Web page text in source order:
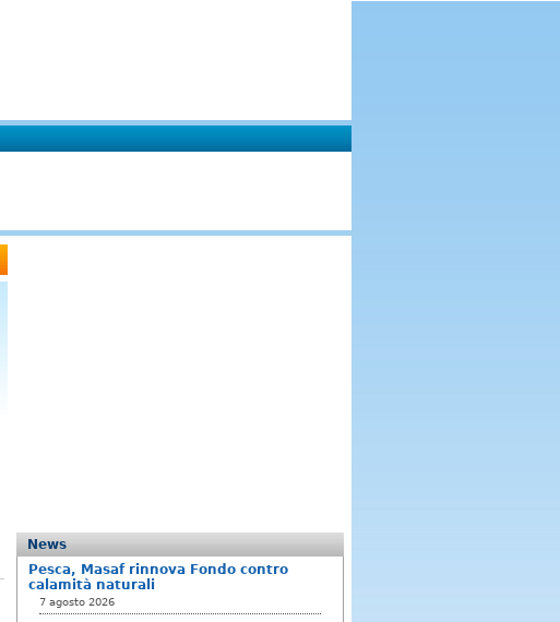
News
Pesca, Masaf rinnova Fondo contro
calamità naturali
7 agosto 2026